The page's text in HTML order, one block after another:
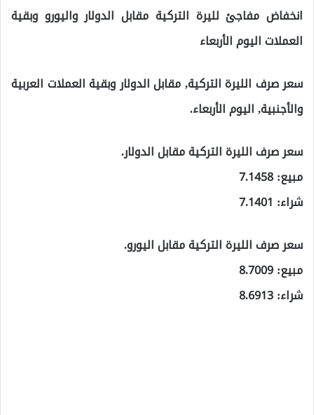
انخفاض مفاجئ لليرة التركية مقابل الدولار واليورو وبقية
العملات اليوم الأربعاء
سعر صرف الليرة التركية, مقابل الدولار وبقية العملات العربية
والأجنبية, اليوم الأربعاء.
سعر صرف الليرة التركية مقابل الدولار.
مبيع: 7.1458
شراء: 7.1401
سعر صرف الليرة التركية مقابل اليورو.
مبيع: 8.7009
شراء: 8.6913